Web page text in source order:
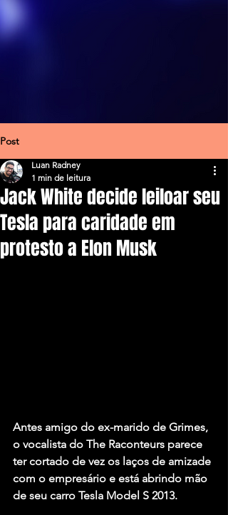
Post
Jack White decide leiloar seu
Tesla para caridade em
protesto a Elon Musk
Luan Radney
1 min de leitura
Antes amigo do ex-marido de Grimes,
o vocalista do The Raconteurs parece
ter cortado de vez os laços de amizade
com o empresário e está abrindo mão
de seu carro Tesla Model S 2013.